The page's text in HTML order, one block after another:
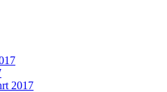
2017